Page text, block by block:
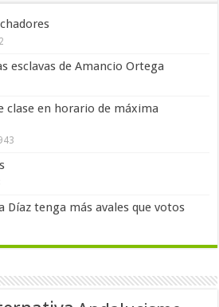
esclavas de Amancio Ortega
clase en horario de máxima
Díaz tenga más avales que votos